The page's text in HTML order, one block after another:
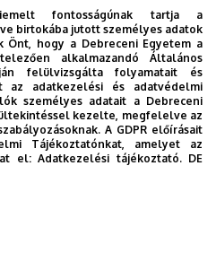
fontosságúnak tartja a
birtokába jutott személyes adatok
Önt, hogy a Debreceni Egyetem a
alkalmazandó Általános
felülvizsgálta folyamatait és
az adatkezelési és adatvédelmi
személyes adatait a Debreceni
kezelte, megfelelve az
A GDPR előírásait
Tájékoztatónkat, amelyet az
el:Adatkezelési tájékoztató. DE